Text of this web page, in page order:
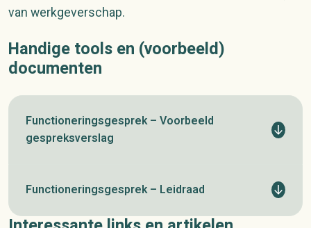
van werkgeverschap.
Handige tools en (voorbeeld)
documenten
Functioneringsgesprek – Voorbeeld
gespreksverslag
Functioneringsgesprek – Leidraad